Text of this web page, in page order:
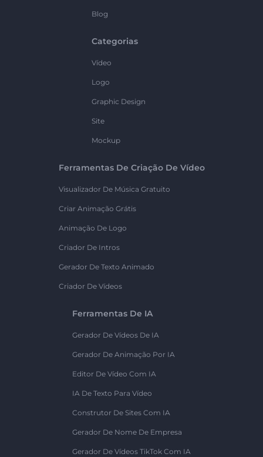
Blog
Categorias
Vídeo
Logo
Graphic Design
Site
Mockup
Ferramentas De Criação De Vídeo
Visualizador De Música Gratuito
Criar Animação Grátis
Animação De Logo
Criador De Intros
Gerador De Texto Animado
Criador De Vídeos
Ferramentas De IA
Gerador De Vídeos De IA
Gerador De Animação Por IA
Editor De Vídeo Com IA
IA De Texto Para Vídeo
Construtor De Sites Com IA
Gerador De Nome De Empresa
Gerador De Vídeos TikTok Com IA